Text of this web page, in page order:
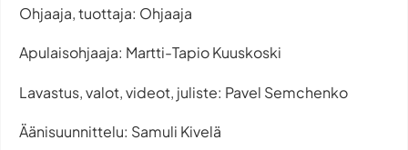
Ohjaaja, tuottaja: Ohjaaja
Apulaisohjaaja: Martti-Tapio Kuuskoski
Lavastus, valot, videot, juliste: Pavel Semchenko
Äänisuunnittelu: Samuli Kivelä